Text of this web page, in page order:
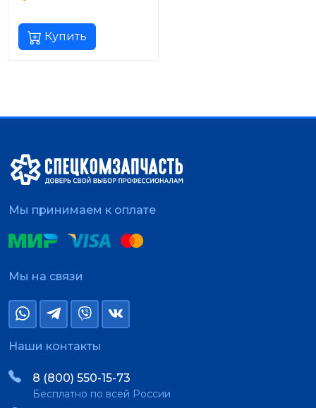
Купить
Мы принимаем к оплате
Мы на связи
Наши контакты
8 (800) 550-15-73
Бесплатно по всей России